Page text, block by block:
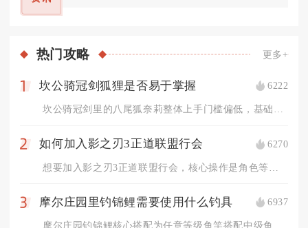
热门攻略 更多+
坎公骑冠剑狐狸是否易于掌握 6222
坎公骑冠剑里的八尾狐奈莉整体上手门槛偏低，基础操作极易熟悉，...
2 如何加入影之刃3正道联盟行会 6270
3 摩尔庄园里钓锦鲤需要使用什么钓具 6937